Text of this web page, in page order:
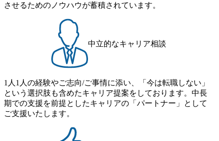
ーションの開発 など) シンプレクスの顧客基盤、エンジニ
できる 2026年8月21日(金) 19:30〜21:30 (19:20開場) 2026年8
月12日(水) 16:00 ※参加状況によっては抽選とさせていただ
く可能性がございます。 このたび、ファーム経験者の方を
対象にした懇親会形式の採用イベント「サロンイベント」
を開催いたします。 カジュアルな場で現場社員と直接交流
できる機会ですので、ぜひご参加ください。 当日はXspear
Consulting代表取締役の早田とMDやその他現場社員が複数
名参加する予定です！ ●費用 : 無料 虎ノ門ヒルズ付近 ※詳
細な場所については参加者の方へ個別でご連絡いたしま
す。 コンサルファームにてマネージャー以上の職務を担当
る。足元のグローバル案件割合は10%程度だが、英語が得
ンスも大きい。 代表インタビュー https://note.com/dirbato/n/n0
a040c36b128 Forbes JAPAN BrandVoice Studio 「使命はテクノ
ロジーで企業の可能性を引き出すこと。日本に求められるI
Tコンサルタントという伴走者」 https://forbesjapan.com/article
s/detail/67452 Forbes JAPAN BrandVoice Studio 「コンサル業
界におけるIT人材価値再興。Dirbatoの最前線パートナーが
切り開くテクノロジーの変革」 https://forbesjapan.com/articles/
preview/68657?preview=TAI1oir8Coe5Df3zuZhtd24YfH72/Zzdm
BTIEMOnWUWREjOFLO1IL1KPEi4dgCbb Forbes JAPAN Bra
ndVoice Studio 「求めるのは、競争と連帯 。IT特化の急成長
ファーム・Dirbatoの社員支援」 https://forbesjapan.com/articles/
detail/69848 MyViision企業インタビュー① https://my-vision.co.
させるためのノウハウが蓄積されています。
中立的なキャリア相談
1人1人の経験やご志向/ご事情に添い、「今は転職しない」
という選択肢も含めたキャリア提案をしております。中長
期での支援を前提としたキャリアの「パートナー」として
ご支援いたします。